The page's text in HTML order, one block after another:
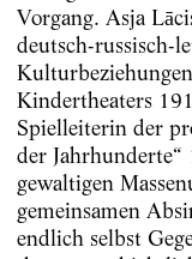
Vorgang. Asja
deutsch-russisch-
Kindertheaters
Spielleiterin der
der
gewaltigen
gemeinsamen
endlich selbst